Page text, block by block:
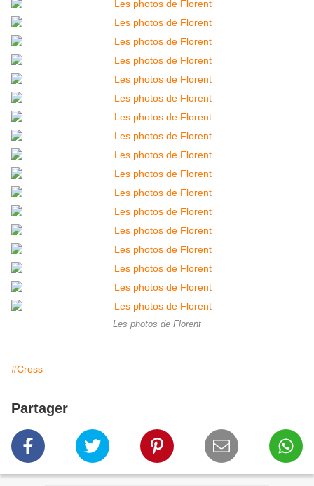
Les photos de Florent
#Cross
Partager